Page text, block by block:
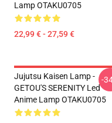
Lamp OTAKU0705
22,99 € - 27,59 €
Jujutsu Kaisen Lamp -
GETOU'S SERENITY Led
Anime Lamp OTAKU0705
-